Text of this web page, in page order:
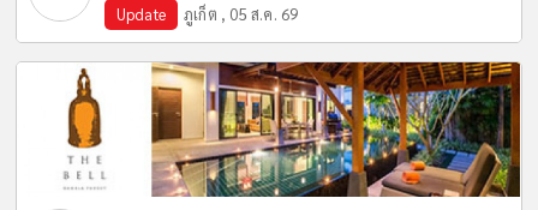
Update ภูเก็ต , 05 ส.ค. 69